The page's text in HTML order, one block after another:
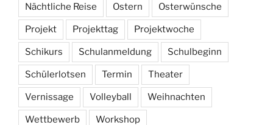
Nächtliche Reise Ostern Osterwünsche
Projekt Projekttag Projektwoche
Schikurs Schulanmeldung Schulbeginn
Schülerlotsen Termin Theater
Vernissage Volleyball Weihnachten
Wettbewerb Workshop